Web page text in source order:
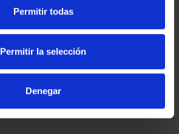
Permitir todas
Permitir la selección
Denegar
(2021) SILVER COIN
€140.00